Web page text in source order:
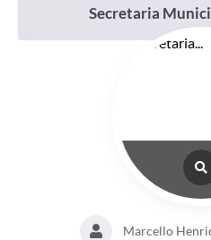
Secretaria
Marcello